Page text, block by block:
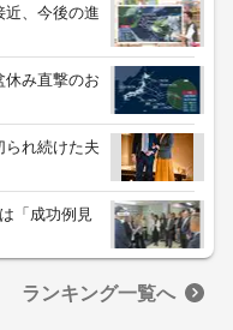
近、今後の進
休み直撃のお
れ続けた夫
「成功例見
ランキング一覧へ